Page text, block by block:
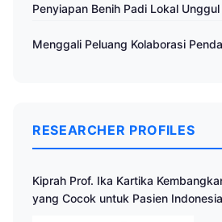
Penyiapan Benih Padi Lokal
Menggali Peluang Kolaborasi
RESEARCHER PROFILES
Kiprah Prof. Ika Kartika
yang Cocok untuk Pasien Indonesia